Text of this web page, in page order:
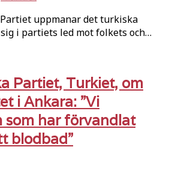
uppmanar det turkiska
i partiets led mot folkets och…
Partiet, Turkiet, om
i Ankara: ”Vi
som har förvandlat
blodbad”